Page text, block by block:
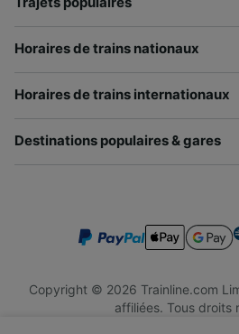
Horaires de trains nationaux
Horaires de trains internationaux
Destinations populaires & gares
Copyright © 2026 Trainline.com
affiliées. Tous droits